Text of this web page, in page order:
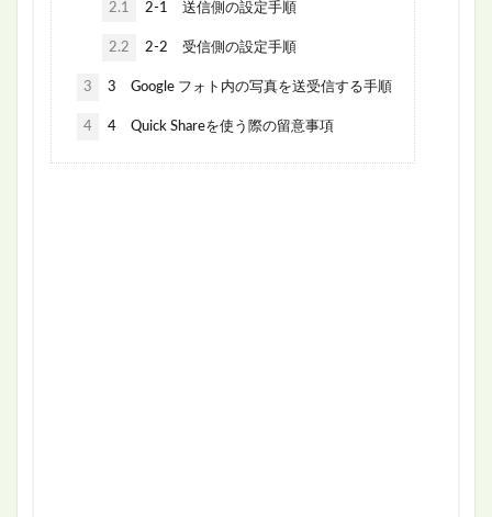
2.1 2-1 送信側の設定手順
2.2 2-2 受信側の設定手順
3 3 Google フォト内の写真を送受信する手順
4 4 Quick Shareを使う際の留意事項